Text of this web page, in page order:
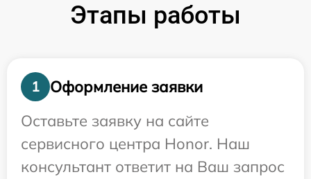
Этапы работы
1
Оформление заявки
Оставьте заявку на сайте
сервисного центра Honor. Наш
консультант ответит на Ваш запрос